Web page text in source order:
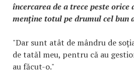
încercarea de a trece peste orice
menține totul pe drumul cel bun
"Dar sunt atât de mândru de
de tatăl meu, pentru că au
au făcut-o."